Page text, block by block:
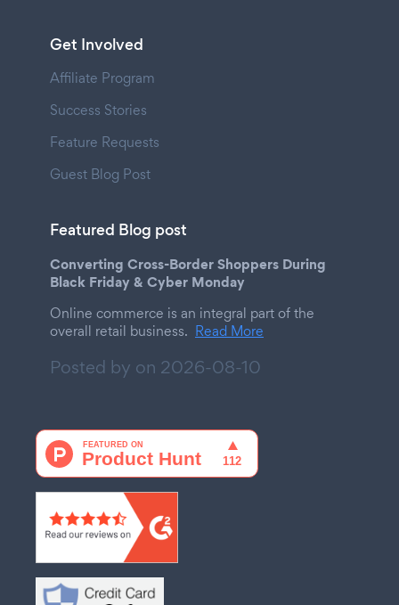
Get Involved
Affiliate Program
Success Stories
Feature Requests
Guest Blog Post
Featured Blog post
Converting Cross-Border Shoppers During
Black Friday & Cyber Monday
Online commerce is an integral part of the
overall retail business. Read More
Posted by on 2026-08-10